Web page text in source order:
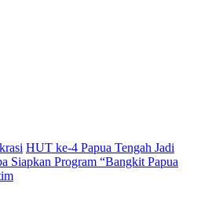
HUT ke-4 Papua Tengah Jadi
Siapkan Program “Bangkit Papua